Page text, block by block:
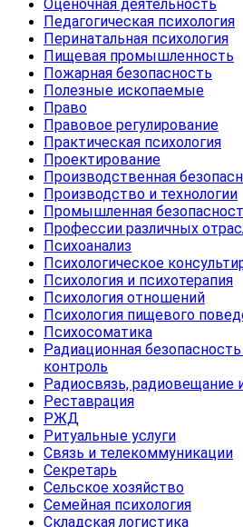
Оценочная деятельность
Педагогическая психология
Перинатальная психология
Пищевая промышленность
Пожарная безопасность
Полезные ископаемые
Право
Правовое регулирование
Практическая психология
Проектирование
Производственная
Производство и технологии
Промышленная
Профессии различных
Психоанализ
Психологическое
Психология и психотерапия
Психология отношений
Психология пищевого
Психосоматика
Радиационная
контроль
Радиосвязь, радиовещание
Реставрация
РЖД
Ритуальные услуги
Связь и телекоммуникации
Секретарь
Сельское хозяйство
Семейная психология
Складская логистика